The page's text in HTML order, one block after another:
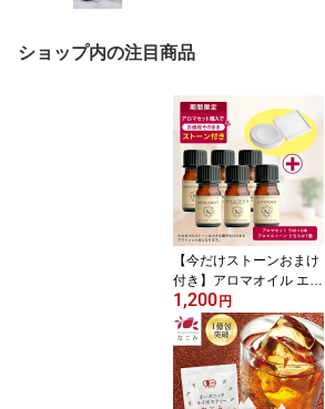
ショップ内の注目商品
【今だけストーンおまけ
付き】アロマオイル エッ
センシャルオイル 選べる
精油 各5ml×6本 セット
【送料無料】 ラベンダー
オレンジ ハッカ AEAJ認
定 天然 ティートゥリー
アロマストーン s1【複数
1,200 円